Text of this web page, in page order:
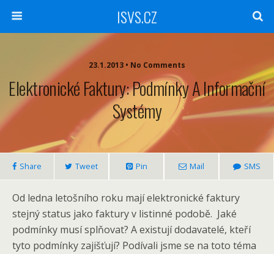
ISVS.CZ
23.1.2013 • No Comments
Elektronické Faktury: Podmínky A Informační
Systémy
Share Tweet Pin Mail SMS
Od ledna letošního roku mají elektronické faktury
stejný status jako faktury v listinné podobě. Jaké
podmínky musí splňovat? A existují dodavatelé, kteří
tyto podmínky zajišťují? Podívali jsme se na toto téma